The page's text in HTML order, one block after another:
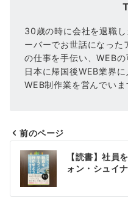
30歳の時に会社を退職
ーバーでお世話になった
の仕事を手伝い、WEBの
日本に帰国後WEB業界
WEB制作業を営んでいま
投
稿
ナ
前のページ
【読書】社員
ォン・シュイ